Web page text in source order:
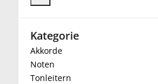
Deutsch
Kategorie
Akkorde
Noten
Tonleitern